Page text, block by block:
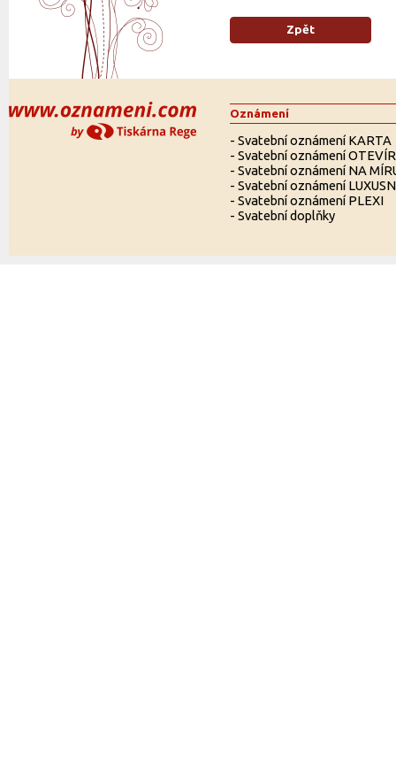
Oznámení
- Svatební oznámení KARTA
- Svatební oznámení
- Svatební oznámení NA
- Svatební oznámení
- Svatební oznámení PLEXI
- Svatební doplňky